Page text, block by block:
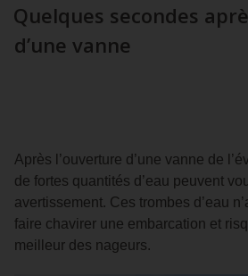
Quelques secondes
d’une vanne
Après l’ouverture d’une vanne de
de fortes quantités d’eau peuvent
avertissement. Ces trombes d’eau
faire chavirer une embarcation et
meilleur des nageurs.